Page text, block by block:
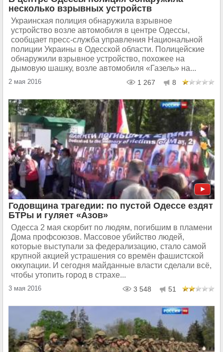
несколько взрывных устройств
Украинская полиция обнаружила взрывное
устройство возле автомобиля в центре Одессы,
сообщает пресс-служба управления Национальной
полиции Украины в Одесской области. Полицейские
обнаружили взрывное устройство, похожее на
дымовую шашку, возле автомобиля «Газель» на...
2 мая 2016 1 267 8
Годовщина трагедии: по пустой Одессе ездят
БТРы и гуляет «Азов»
Одесса 2 мая скорбит по людям, погибшим в пламени
Дома профсоюзов. Массовое убийство людей,
которые выступали за федерализацию, стало самой
крупной акцией устрашения со времён фашистской
оккупации. И сегодня майданные власти сделали всё,
чтобы утопить город в страхе...
3 мая 2016 3 548 51